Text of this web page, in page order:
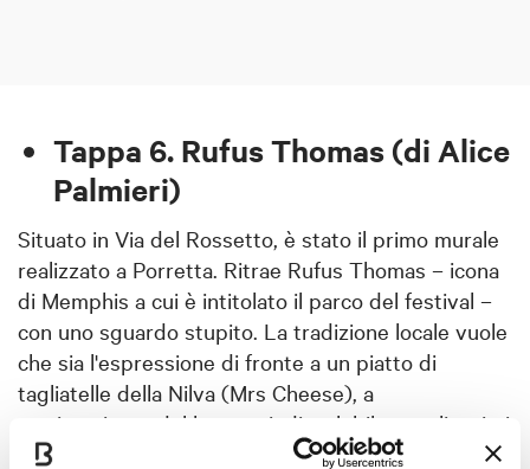
Tappa 6. Rufus Thomas (di Alice
Palmieri)
Situato in Via del Rossetto, è stato il primo murale
realizzato a Porretta. Ritrae Rufus Thomas – icona
di Memphis a cui è intitolato il parco del festival –
con uno sguardo stupito. La tradizione locale vuole
che sia l'espressione di fronte a un piatto di
tagliatelle della Nilva (Mrs Cheese), a
testimonianza del legame indissolubile tra gli artisti
del festival, la buona musica e il buon cibo locale.